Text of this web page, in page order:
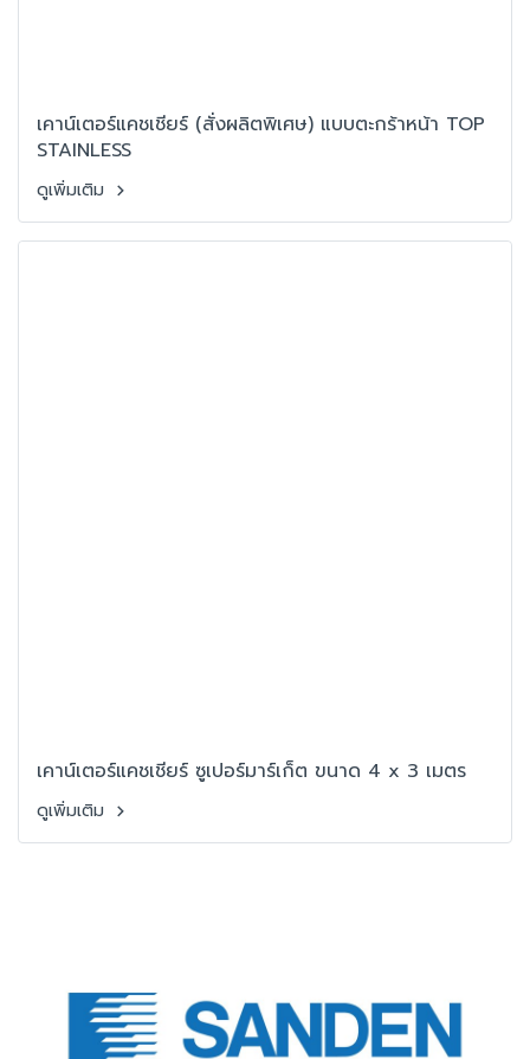
เคาน์เตอร์แคชเชียร์ (สั่งผลิตพิเศษ) แบบตะกร้าหน้า TOP
STAINLESS
ดูเพิ่มเติม
เคาน์เตอร์แคชเชียร์ ซูเปอร์มาร์เก็ต ขนาด 4 x 3 เมตร
ดูเพิ่มเติม